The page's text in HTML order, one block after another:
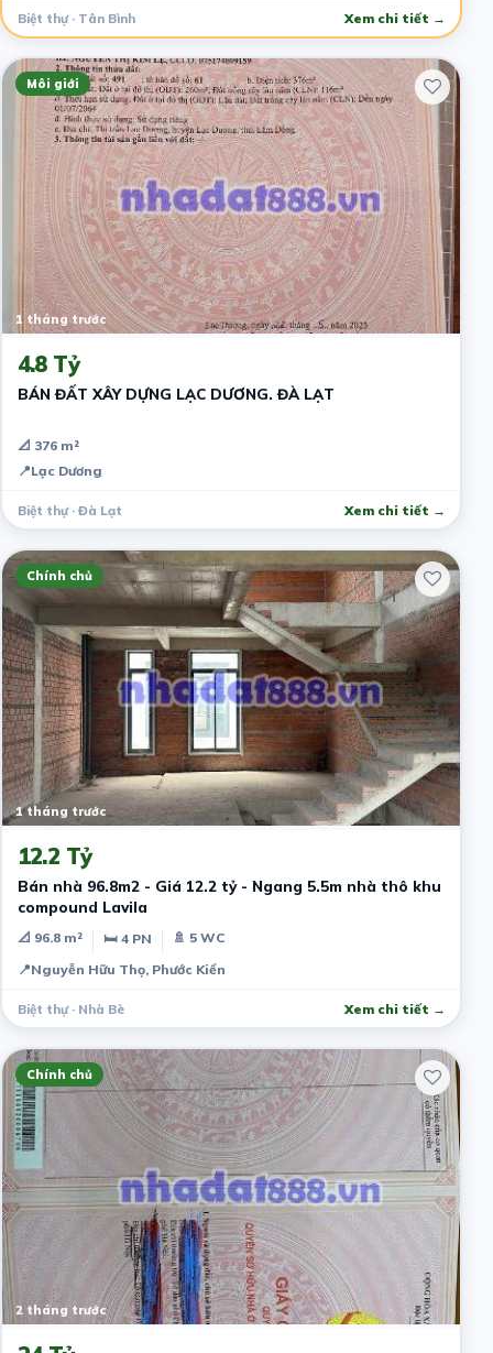
Biệt thự · Tân Bình Xem chi tiết →
Môi giới
1 tháng trước
4.8 Tỷ
BÁN ĐẤT XÂY DỰNG LẠC DƯƠNG. ĐÀ LẠT
📐 376 m²
📍Lạc Dương
Biệt thự · Đà Lạt Xem chi tiết →
Chính chủ
1 tháng trước
12.2 Tỷ
Bán nhà 96.8m2 - Giá 12.2 tỷ - Ngang 5.5m nhà thô khu
compound Lavila
📐 96.8 m² 🛏 4 PN
🚿 5 WC
📍Nguyễn Hữu Thọ, Phước Kiển
Biệt thự · Nhà Bè Xem chi tiết →
Chính chủ
2 tháng trước